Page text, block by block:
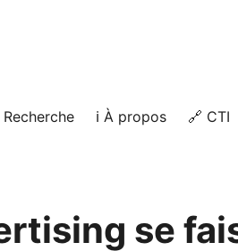
Recherche ℹ️ À propos 🔗 CTI
se